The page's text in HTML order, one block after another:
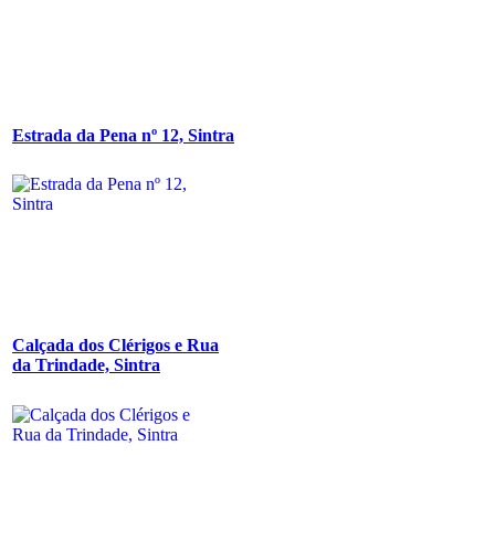
Estrada da Pena nº 12, Sintra
Calçada dos Clérigos e Rua
da Trindade, Sintra